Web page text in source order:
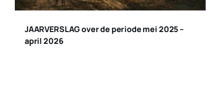
JAARVERSLAG over de periode mei 2025 –
april 2026